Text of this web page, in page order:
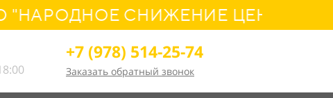
СНИЖЕНИЕ ЦЕН!
+7 (978) 514-25-74
Заказать обратный звонок